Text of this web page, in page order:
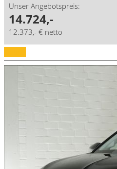
Unser Angebotspreis:
14.724,-
12.373,- € netto